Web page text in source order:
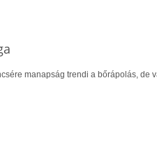
manapság trendi a bőrápolás, de